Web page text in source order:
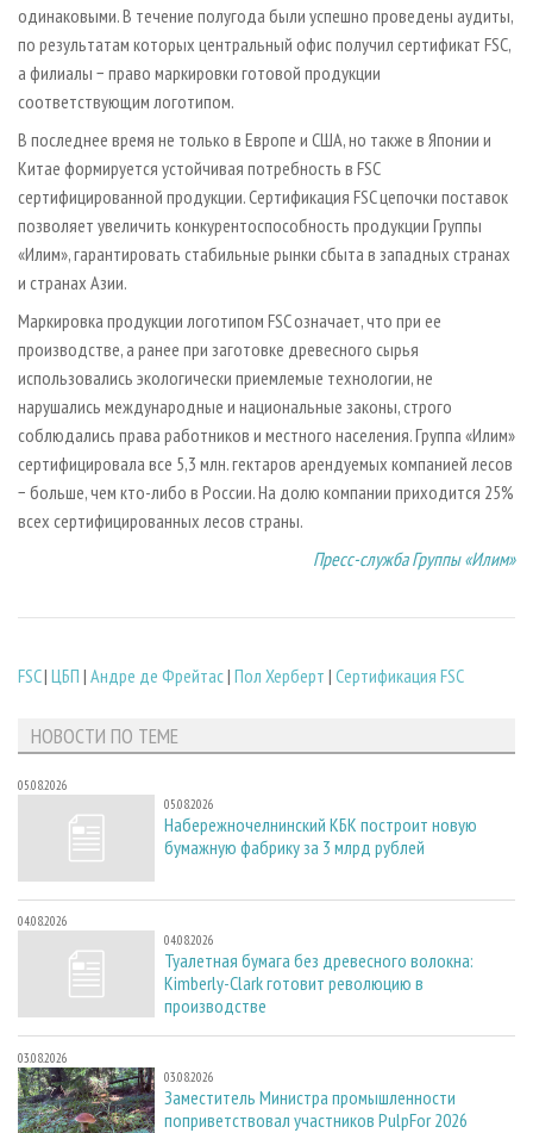
одинаковыми. В течение полугода были успешно проведены аудиты,
по результатам которых центральный офис получил сертификат FSC,
а филиалы − право маркировки готовой продукции
соответствующим логотипом.
В последнее время не только в Европе и США, но также в Японии и
Китае формируется устойчивая потребность в FSC
сертифицированной продукции. Сертификация FSC цепочки поставок
позволяет увеличить конкурентоспособность продукции Группы
«Илим», гарантировать стабильные рынки сбыта в западных странах
и странах Азии.
Маркировка продукции логотипом FSC означает, что при ее
производстве, а ранее при заготовке древесного сырья
использовались экологически приемлемые технологии, не
нарушались международные и национальные законы, строго
соблюдались права работников и местного населения. Группа «Илим»
сертифицировала все 5,3 млн. гектаров арендуемых компанией лесов
− больше, чем кто-либо в России. На долю компании приходится 25%
всех сертифицированных лесов страны.
Пресс-служба Группы «Илим»
FSC| ЦБП | Андре де Фрейтас| Пол Херберт | Сертификация FSC
НОВОСТИ ПО ТЕМЕ
05.08.2026
05.08.2026
Набережночелнинский КБК построит новую
бумажную фабрику за 3 млрд рублей
04.08.2026
04.08.2026
Туалетная бумага без древесного волокна:
Kimberly-Clark готовит революцию в
производстве
03.08.2026
03.08.2026
Заместитель Министра промышленности
поприветствовал участников PulpFor 2026